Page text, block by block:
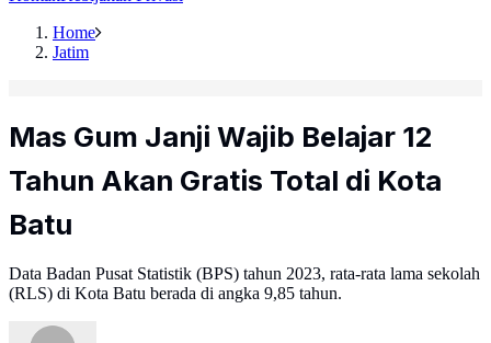
Home
Jatim
Mas Gum Janji Wajib Belajar 12
Tahun Akan Gratis Total di Kota
Batu
Data Badan Pusat Statistik (BPS) tahun 2023, rata-rata lama sekolah
(RLS) di Kota Batu berada di angka 9,85 tahun.